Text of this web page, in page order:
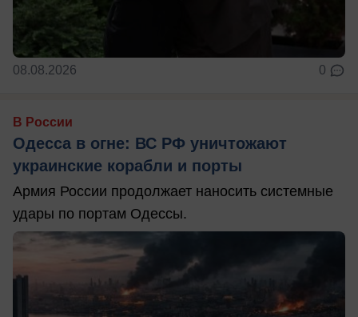
08.08.2026 0
В России
Одесса в огне: ВС РФ уничтожают
украинские корабли и порты
Армия России продолжает наносить системные
удары по портам Одессы.